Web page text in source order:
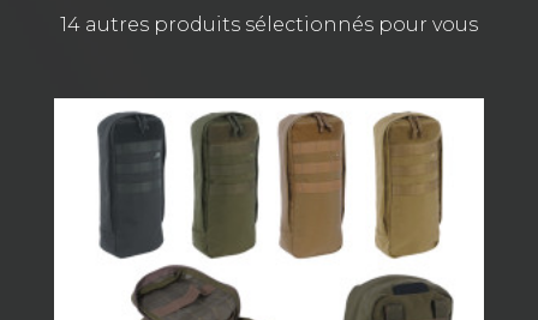
14 autres produits sélectionnés pour vous